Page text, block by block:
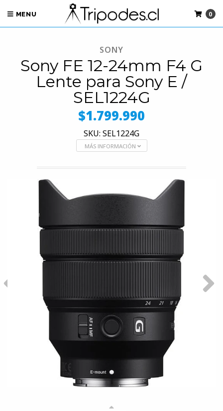
MENU 0
SONY
Sony FE 12-24mm F4 G
Lente para Sony E /
SEL1224G
$1.799.990
SKU: SEL1224G
MÁS INFORMACIÓN